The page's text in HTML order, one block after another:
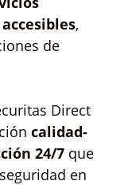
,
de
Direct
calidad-
24/7 que
en